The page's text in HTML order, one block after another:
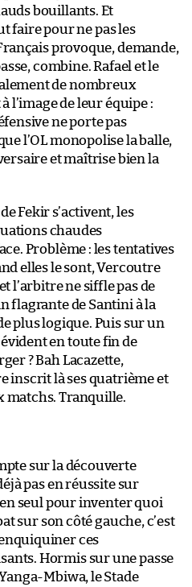
bouillants. Et
faire pour ne pas les
provoque, demande,
combine. Rafael et le
de nombreux
l’image de leur équipe :
ne porte pas
l’OL monopolise la balle,
et maîtrise bien la
Fekir s’activent, les
chaudes
Problème : les tentatives
elles le sont, Vercoutre
l’arbitre ne siffle pas de
flagrante de Santini à la
plus logique. Puis sur un
en toute fin de
? Bah Lacazette,
inscrit là ses quatrième et
matchs. Tranquille.
sur la découverte
pas en réussite sur
seul pour inventer quoi
sur son côté gauche, c’est
ces
Hormis sur une passe
Mbiwa, le Stade